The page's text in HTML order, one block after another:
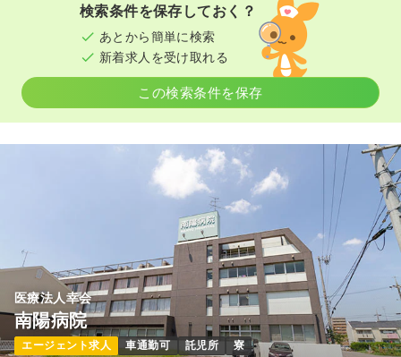
検索条件を保存しておく？
あとから簡単に検索
新着求人を受け取れる
この検索条件を保存
医療法人幸会
南陽病院
エージェント求人 車通勤可 託児所 寮